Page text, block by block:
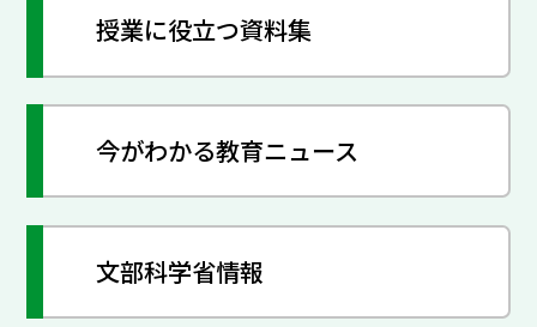
授業に役立つ資料集
今がわかる教育ニュース
文部科学省情報